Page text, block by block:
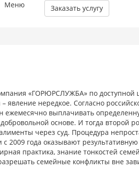
Заказать услугу
Меню
«ГОРЮРСЛУЖБА» по доступной
явление нередкое. Согласно
ежемесячно выплачивать
основе. И тогда второй
через суд. Процедура
2009 года оказывают
практика, знание тонкостей
семейные конфликты вне